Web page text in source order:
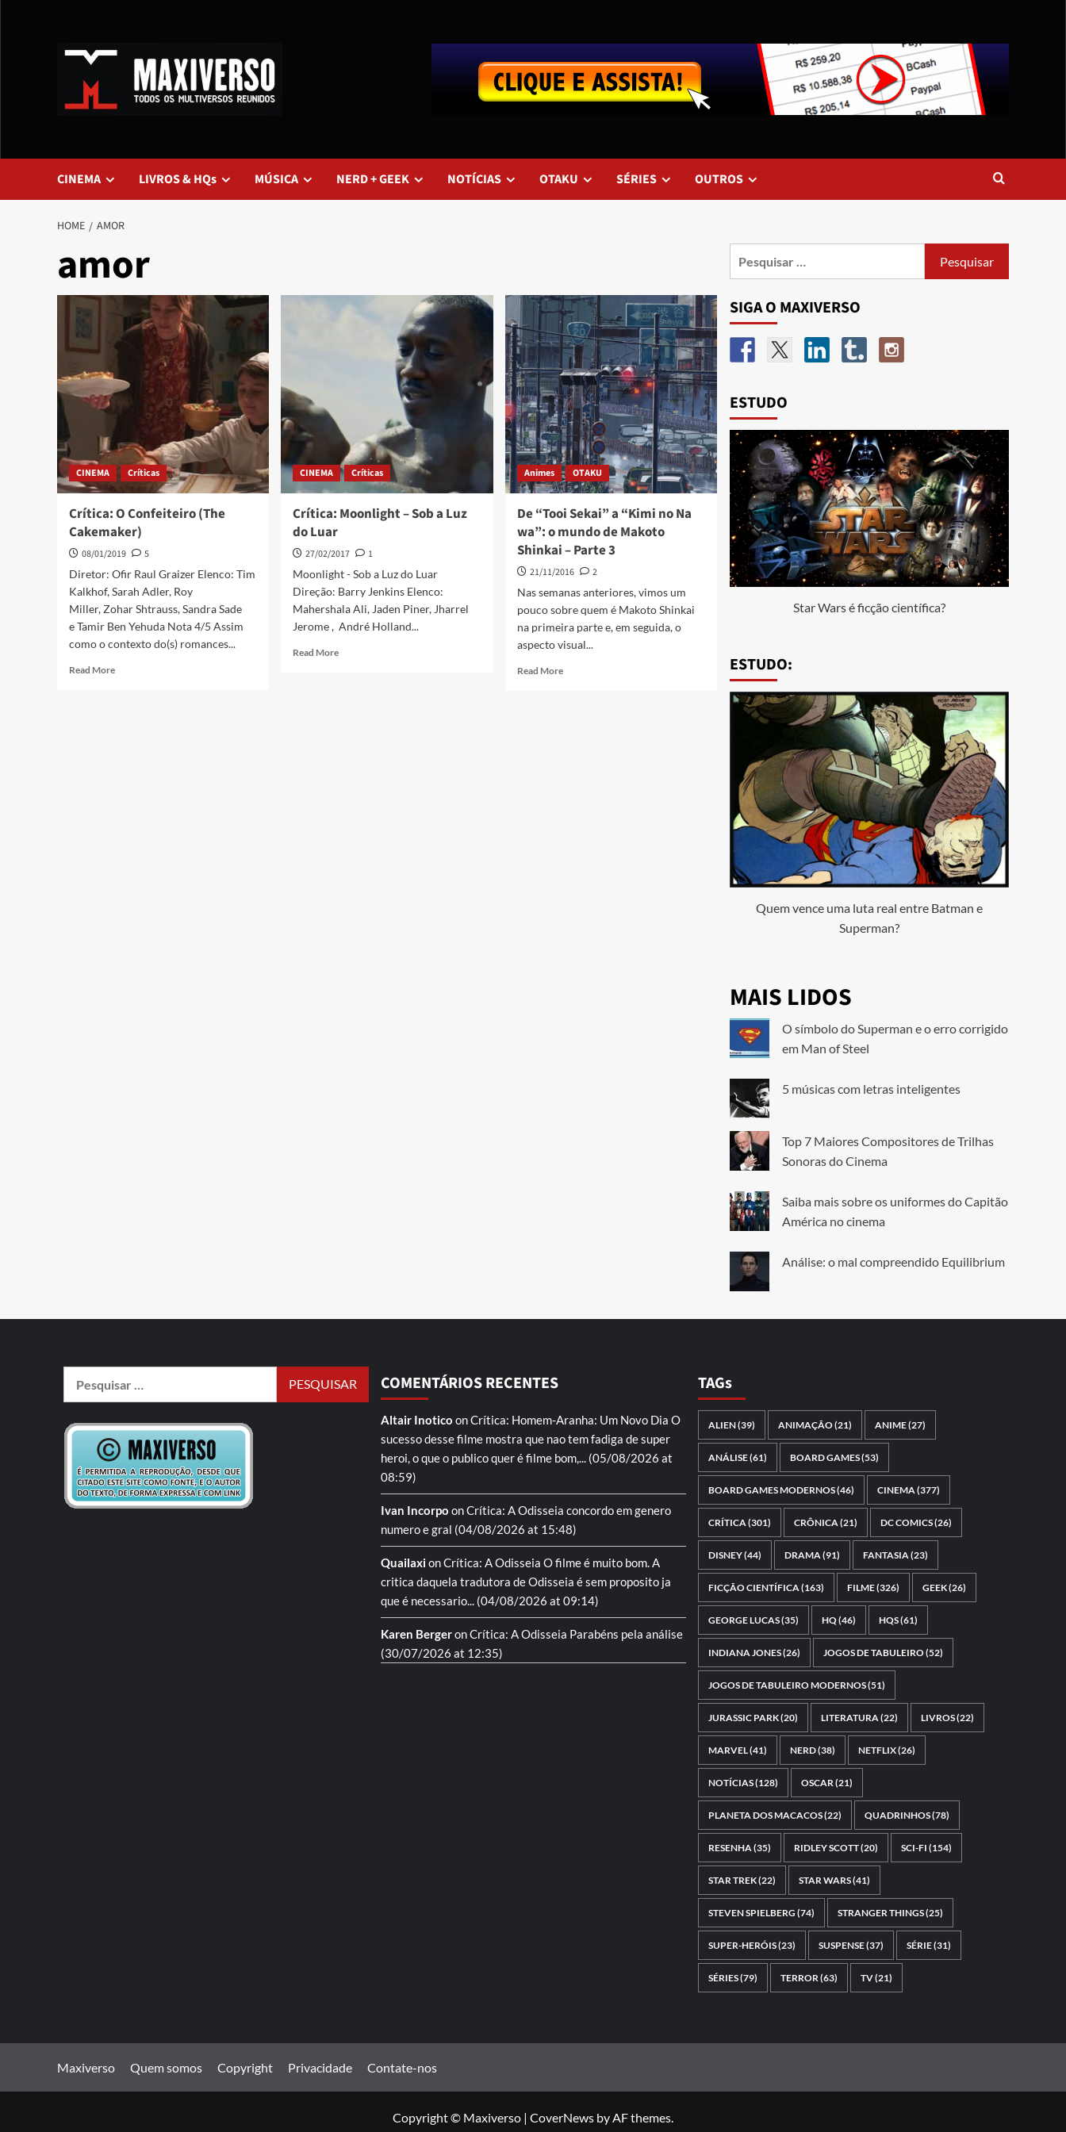
CINEMA LIVROS & HQs MÚSICA NERD + GEEK NOTÍCIAS OTAKU SÉRIES OUTROS
HOME AMOR
amor
CINEMA Críticas
Crítica: O Confeiteiro (The
Cakemaker)
08/01/2019
5
Diretor: Ofir Raul Graizer Elenco: Tim
Kalkhof, Sarah Adler, Roy
Miller, Zohar Shtrauss, Sandra Sade
e Tamir Ben Yehuda Nota 4/5 Assim
como o contexto do(s) romances...
Read More
CINEMA Críticas
Crítica: Moonlight – Sob a Luz
do Luar
27/02/2017
1
Moonlight - Sob a Luz do Luar
Direção: Barry Jenkins Elenco:
Mahershala Ali, Jaden Piner, Jharrel
Jerome , André Holland...
Read More
Animes OTAKU
De “Tooi Sekai” a “Kimi no Na
wa”: o mundo de Makoto
Shinkai – Parte 3
21/11/2016
2
Nas semanas anteriores, vimos um
pouco sobre quem é Makoto Shinkai
na primeira parte e, em seguida, o
aspecto visual...
Read More
SIGA O MAXIVERSO
ESTUDO
Star Wars é ficção científica?
ESTUDO:
Quem vence uma luta real entre Batman e
Superman?
MAIS LIDOS
O símbolo do Superman e o erro corrigido
em Man of Steel
5 músicas com letras inteligentes
Top 7 Maiores Compositores de Trilhas
Sonoras do Cinema
Saiba mais sobre os uniformes do Capitão
América no cinema
Análise: o mal compreendido Equilibrium
COMENTÁRIOS RECENTES
Altair Inotico onCrítica: Homem-Aranha: Um Novo Dia O
sucesso desse filme mostra que nao tem fadiga de super
heroi, o que o publico quer é filme bom,... (05/08/2026 at
08:59)
Ivan Incorpo onCrítica: A Odisseia concordo em genero
numero e gral (04/08/2026 at 15:48)
QuailaxionCrítica: A Odisseia O filme é muito bom. A
critica daquela tradutora de Odisseia é sem proposito ja
que é necessario... (04/08/2026 at 09:14)
Karen BergeronCrítica: A Odisseia Parabéns pela análise
(30/07/2026 at 12:35)
TAGs
ALIEN(39) ANIMAÇÃO(21) ANIME(27)
ANÁLISE(61) BOARD GAMES(53)
BOARD GAMES MODERNOS(46) CINEMA (377)
CRÍTICA (301) CRÔNICA (21) DC COMICS(26)
DISNEY(44) DRAMA (91) FANTASIA (23)
FICÇÃO CIENTÍFICA (163) FILME(326) GEEK(26)
GEORGE LUCAS(35) HQ(46) HQS(61)
INDIANA JONES(26) JOGOS DE TABULEIRO(52)
JOGOS DE TABULEIRO MODERNOS(51)
JURASSIC PARK(20) LITERATURA (22) LIVROS(22)
MARVEL(41) NERD(38) NETFLIX(26)
NOTÍCIAS(128) OSCAR (21)
PLANETA DOS MACACOS(22) QUADRINHOS(78)
RESENHA (35) RIDLEY SCOTT(20) SCI-FI (154)
STAR TREK(22) STAR WARS(41)
STEVEN SPIELBERG (74) STRANGER THINGS(25)
SUPER-HERÓIS(23) SUSPENSE(37) SÉRIE(31)
SÉRIES(79) TERROR (63) TV(21)
Maxiverso Quem somos Copyright Privacidade Contate-nos
Copyright © Maxiverso | CoverNews by AF themes.